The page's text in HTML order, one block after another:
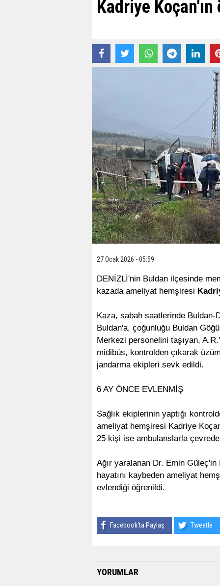
Kadriye
27 Ocak 2026 - 05:59
DENİZLİ'nin Buldan ilçesinde
kazada ameliyat hemşiresi
Kaza, sabah saatlerinde
Buldan'a, çoğunluğu Buldan
Merkezi personelini taşıyan,
midibüs, kontrolden çıkarak
jandarma ekipleri sevk edildi.
6 AY ÖNCE EVLENMİŞ
Sağlık ekiplerinin yaptığı
ameliyat hemşiresi Kadriye
25 kişi ise ambulanslarla
Ağır yaralanan Dr. Emin
hayatını kaybeden ameliyat
evlendiği öğrenildi.
Facebook'ta Paylaş Tweetle
YORUMLAR